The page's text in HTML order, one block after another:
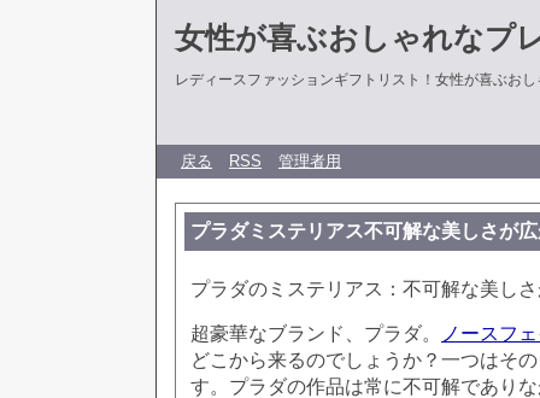
女性が喜ぶおしゃれなプ
レディースファッションギフトリスト！女性が喜ぶお
戻る RSS 管理者用
プラダミステリアス不可解な美しさが
プラダのミステリアス：不可解な美し
超豪華なブランド、プラダ。
ノースフ
どこから来るのでしょうか？一つはそ
す。プラダの作品は常に不可解であり